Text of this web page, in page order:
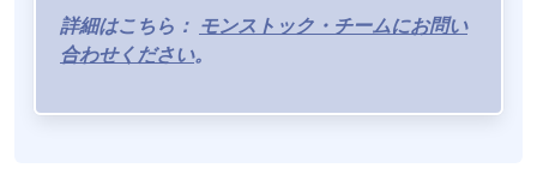
詳細はこちら： モンストック・チームにお問い
合わせください。